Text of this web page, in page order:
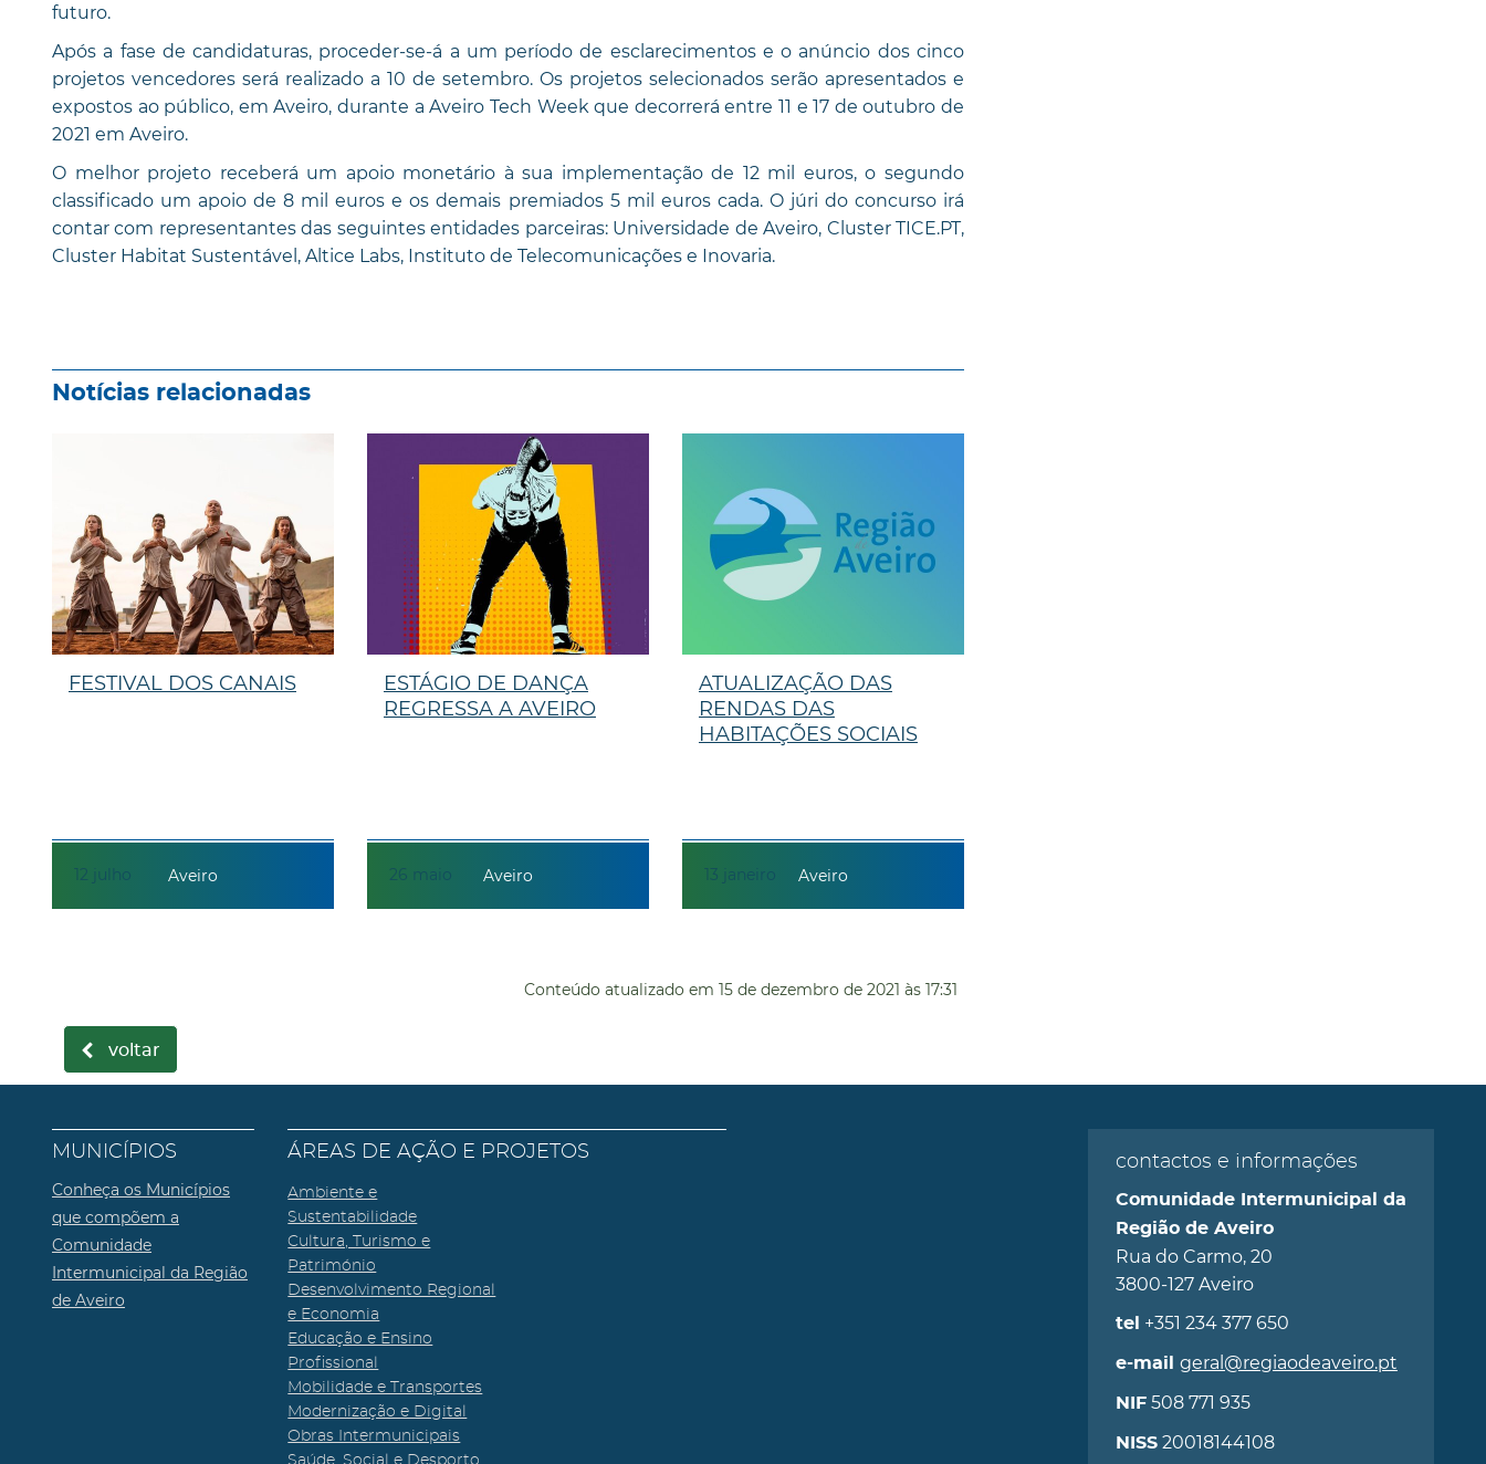
futuro.
Após a fase de candidaturas, proceder-se-á a um período de esclarecimentos e o anúncio dos cinco
projetos vencedores será realizado a 10 de setembro. Os projetos selecionados serão apresentados e
expostos ao público, em Aveiro, durante a Aveiro Tech Week que decorrerá entre 11 e 17 de outubro de
2021 em Aveiro.
O melhor projeto receberá um apoio monetário à sua implementação de 12 mil euros, o segundo
classificado um apoio de 8 mil euros e os demais premiados 5 mil euros cada. O júri do concurso irá
contar com representantes das seguintes entidades parceiras: Universidade de Aveiro, Cluster TICE.PT,
Cluster Habitat Sustentável, Altice Labs, Instituto de Telecomunicações e Inovaria.
Notícias relacionadas
12 julho
FESTIVAL DOS CANAIS
Aveiro 26 maio
ESTÁGIO DE DANÇA
REGRESSA A AVEIRO
Aveiro 13 janeiro
ATUALIZAÇÃO DAS
RENDAS DAS
HABITAÇÕES SOCIAIS
Aveiro
Conteúdo atualizado em 15 de dezembro de 2021 às 17:31
voltar
MUNICÍPIOS
Conheça os Municípios
que compõem a
Comunidade
Intermunicipal da Região
de Aveiro
ÁREAS DE AÇÃO E PROJETOS
Ambiente e
Sustentabilidade
Cultura, Turismo e
Património
Desenvolvimento Regional
e Economia
Educação e Ensino
Profissional
Mobilidade e Transportes
Modernização e Digital
Obras Intermunicipais
Saúde, Social e Desporto
contactos e informações
Comunidade Intermunicipal da
Região de Aveiro
Rua do Carmo, 20
3800-127 Aveiro
tel +351 234 377 650
e-mail geral@regiaodeaveiro.pt
NIF508 771 935
NISS20018144108